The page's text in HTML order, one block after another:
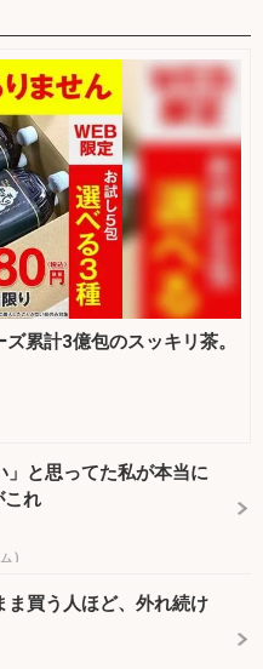
累計3億包のスッキリ茶。
」と思ってた私が本当に
これ
)
ま買う人ほど、外れ続け